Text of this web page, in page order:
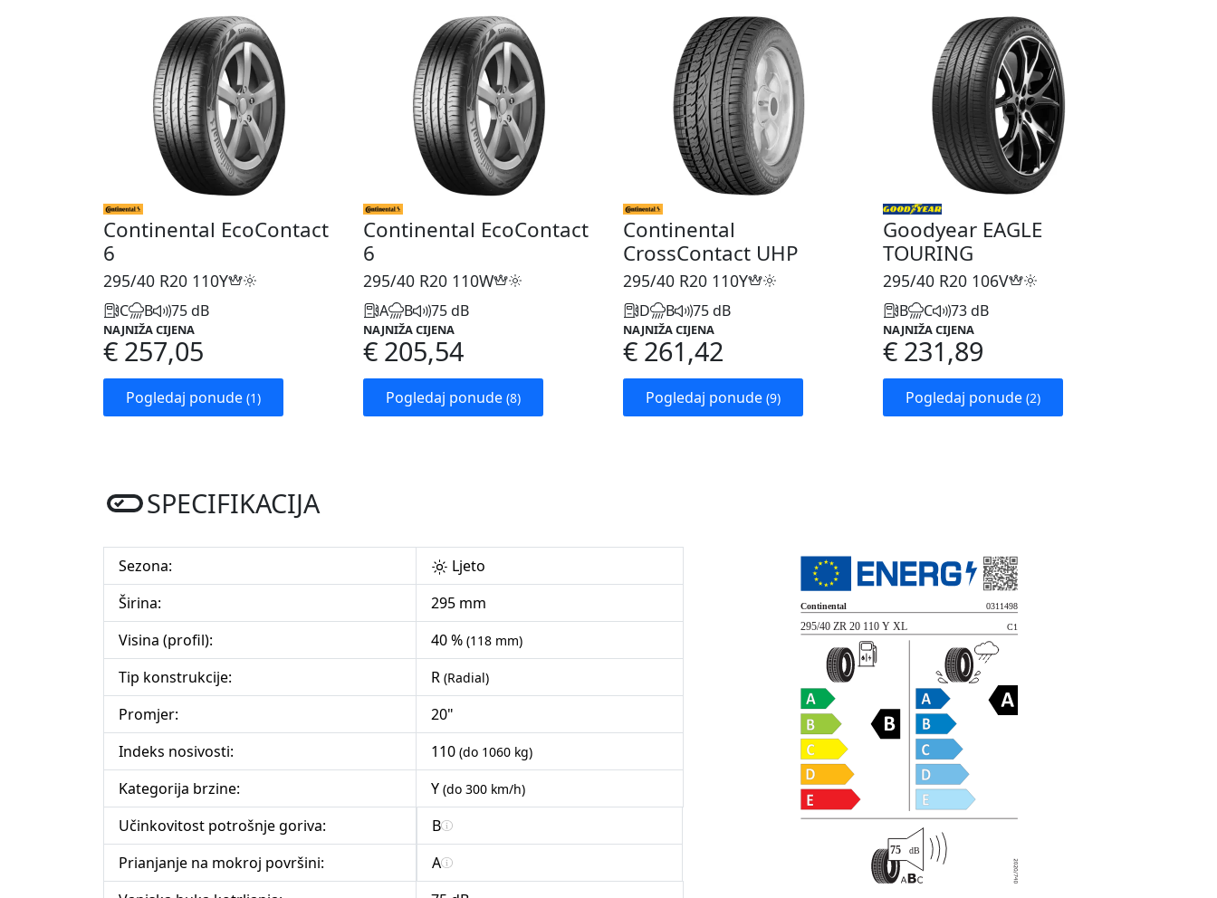
Continental EcoContact
6
295/40 R20 110Y
C B 75 dB
NAJNIŽA CIJENA
€ 257,05
Pogledaj ponude (1)
Continental EcoContact
6
295/40 R20 110W
A B 75 dB
NAJNIŽA CIJENA
€ 205,54
Pogledaj ponude (8)
Continental
CrossContact UHP
295/40 R20 110Y
D B 75 dB
NAJNIŽA CIJENA
€ 261,42
Pogledaj ponude (9)
Goodyear EAGLE
TOURING
295/40 R20 106V
B C 73 dB
NAJNIŽA CIJENA
€ 231,89
Pogledaj ponude (2)
SPECIFIKACIJA
Sezona:
Ljeto
Širina:
295 mm
Visina (profil):
40 % (118 mm)
Tip konstrukcije: R (Radial)
Promjer:
20"
Indeks nosivosti:
110 (do 1060 kg)
Kategorija brzine: Y (do 300 km/h)
Učinkovitost potrošnje goriva:
B
Prianjanje na mokroj površini:
A